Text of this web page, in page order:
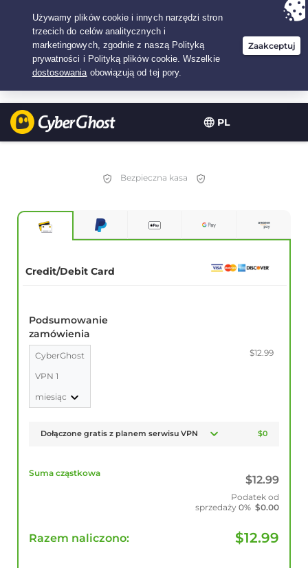
PL
Twój wybór:Najlepsza umowana2.1666666666667-lat w$
/miesiąc
Bezpieczna kasa
Credit/Debit Card
Podsumowanie
zamówienia
CyberGhost
VPN 1
miesiąc
$12.99
Dołączone gratis z planem serwisu VPN $0
Suma cząstkowa
$12.99
Podatek od
sprzedaży 0% $0.00
Razem naliczono: $12.99